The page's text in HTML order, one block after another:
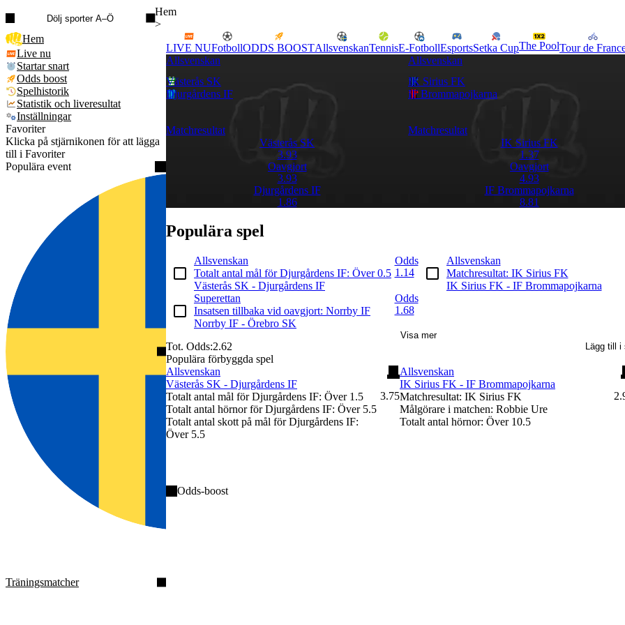
Dölj sporter A–Ö
Hem
>
Hem
Live nu
Startar snart
Odds boost
Spelhistorik
Statistik och liveresultat
Inställningar
Favoriter
Klicka på stjärnikonen för att lägga
till i Favoriter
Populära event
Träningsmatcher
LIVE NUFotbollODDS BOOSTAllsvenskanTennisE-FotbollEsportsSetka CupThe PoolTour de
Allsvenskan
Västerås SK
Djurgårdens IF
Matchresultat
Västerås SK
3.93
Oavgjort
3.93
Djurgårdens IF
1.86
Allsvenskan
IK Sirius FK
IF Brommapojkarna
Matchresultat
IK Sirius FK
1.37
Oavgjort
4.93
IF Brommapojkarna
8.81
Populära spel
Allsvenskan
Totalt antal mål för Djurgårdens IF: Över 0.5
Västerås SK - Djurgårdens IF
Odds
1.14
Allsvenskan
Matchresultat: IK Sirius FK
IK Sirius FK - IF Brommapojkarna
Superettan
Insatsen tillbaka vid oavgjort: Norrby IF
Norrby IF - Örebro SK
Odds
1.68
Visa mer
Tot. Odds:2.62 Lägg till i
Populära förbyggda spel
Allsvenskan
Västerås SK - Djurgårdens IF
Totalt antal mål för Djurgårdens IF: Över 1.5
Totalt antal hörnor för Djurgårdens IF: Över 5.5
Totalt antal skott på mål för Djurgårdens IF:
Över 5.5
3.75
Matchresultat: Djurgårdens IF
Allsvenskan
IK Sirius FK - IF Brommapojkarna
Matchresultat: IK Sirius FK
Målgörare i matchen: Robbie Ure
Totalt antal hörnor: Över 10.5
Odds-boost